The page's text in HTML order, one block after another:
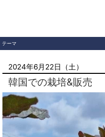
テーマ
2024年6月22日（土）
韓国での栽培&販売